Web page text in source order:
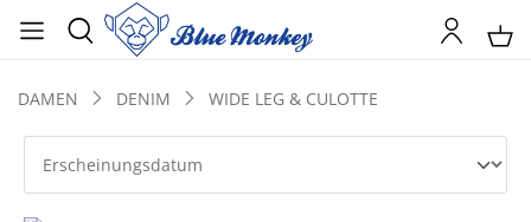
DAMEN DENIM WIDE LEG & CULOTTE